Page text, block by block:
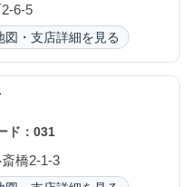
6-5
図・支店詳細を見る
ド：031
橋2-1-3